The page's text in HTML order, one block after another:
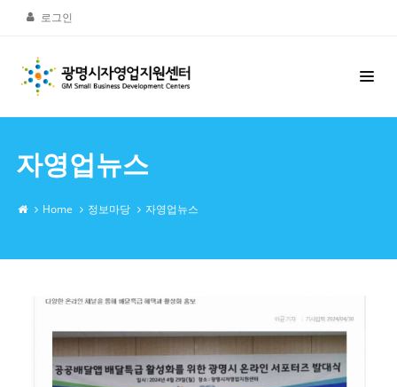
로그인
자영업뉴스
Home 정보마당 자영업뉴스